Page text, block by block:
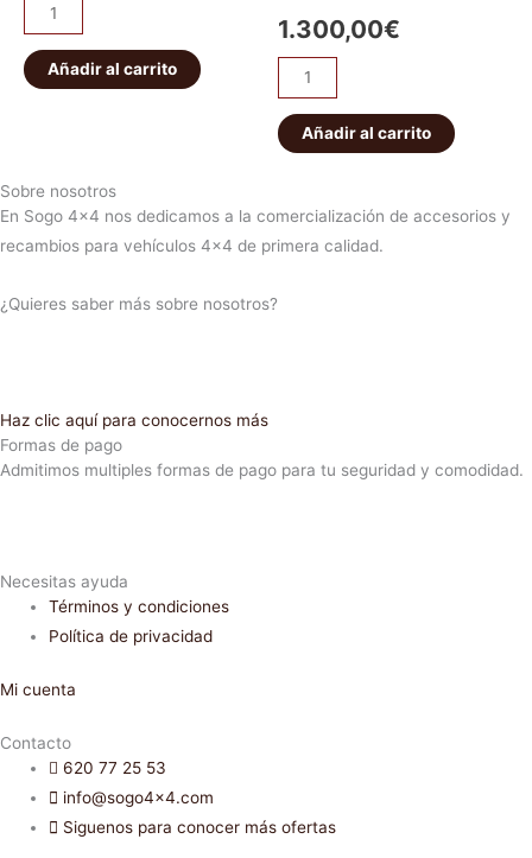
Añadir al carrito
1.300,00€
Añadir al carrito
Sobre nosotros
En Sogo 4×4 nos dedicamos a la comercialización de accesorios y
recambios para vehículos 4×4 de primera calidad.
¿Quieres saber más sobre nosotros?
Haz clic aquí para conocernos más
Formas de pago
Admitimos multiples formas de pago para tu seguridad y comodidad.
Necesitas ayuda
Términos y condiciones
Política de privacidad
Mi cuenta
Contacto
620 77 25 53
info@sogo4x4.com
Siguenos para conocer más ofertas